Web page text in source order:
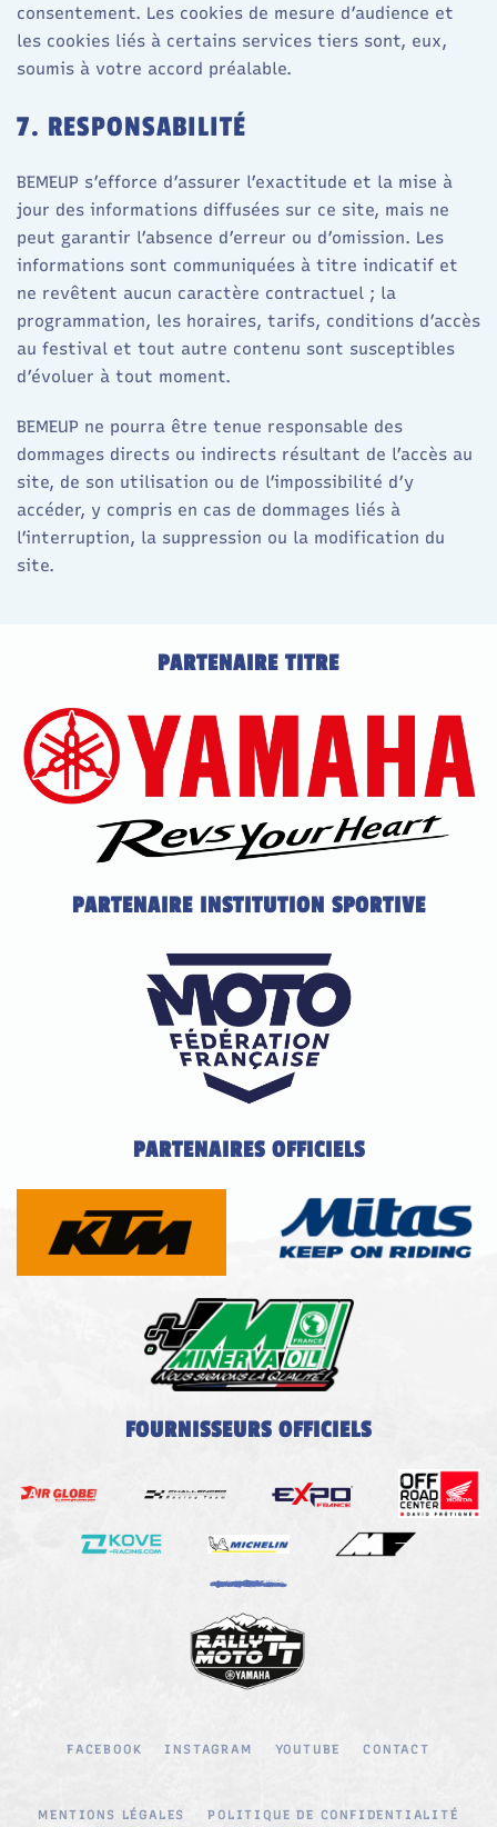
consentement. Les cookies de mesure d’audience et
les cookies liés à certains services tiers sont, eux,
soumis à votre accord préalable.
7. RESPONSABILITÉ
BEMEUP s’efforce d’assurer l’exactitude et la mise à
jour des informations diffusées sur ce site, mais ne
peut garantir l’absence d’erreur ou d’omission. Les
informations sont communiquées à titre indicatif et
ne revêtent aucun caractère contractuel ; la
programmation, les horaires, tarifs, conditions d’accès
au festival et tout autre contenu sont susceptibles
d’évoluer à tout moment.
BEMEUP ne pourra être tenue responsable des
dommages directs ou indirects résultant de l’accès au
site, de son utilisation ou de l’impossibilité d’y
accéder, y compris en cas de dommages liés à
l’interruption, la suppression ou la modification du
site.
PARTENAIRE TITRE
PARTENAIRE INSTITUTION SPORTIVE
PARTENAIRES OFFICIELS
FOURNISSEURS OFFICIELS
FACEBOOK INSTAGRAM YOUTUBE CONTACT
MENTIONS LÉGALES POLITIQUE DE CONFIDENTIALITÉ